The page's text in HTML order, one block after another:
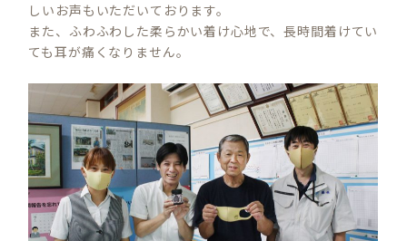
しいお声もいただいております。
また、ふわふわした柔らかい着け心地で、長時間着けてい
ても耳が痛くなりません。